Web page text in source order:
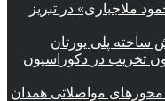
ملاجباری» در تبریز
ساخته پلی یورتان
تخریب در دکوراسیون
تردد در محورهای مواصلاتی همدان